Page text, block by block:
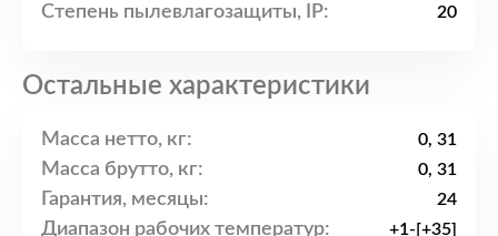
Степень пылевлагозащиты, IP: 20
Остальные характеристики
Масса нетто, кг: 0, 31
Масса брутто, кг: 0, 31
Гарантия, месяцы: 24
Диапазон рабочих температур: +1-[+35]